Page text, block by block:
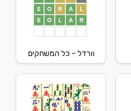
וורדל - כל המשחקים